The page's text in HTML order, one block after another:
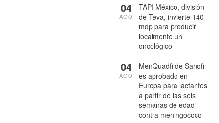
TAPI México, división
de Teva, invierte 140
mdp para producir
localmente un
oncológico
04
AGO
MenQuadfi de Sanofi
es aprobado en
Europa para lactantes
a partir de las seis
semanas de edad
contra meningococo
04
AGO